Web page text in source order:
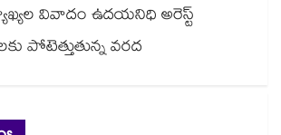
వివాదం ఉదయనిధి అరెస్ట్
పోటెత్తుతున్న వరద